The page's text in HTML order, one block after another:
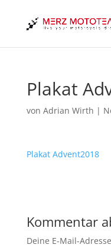
Plakat
von Adrian Wirth |
Plakat Advent2018
Kommentar
Deine E-Mail-